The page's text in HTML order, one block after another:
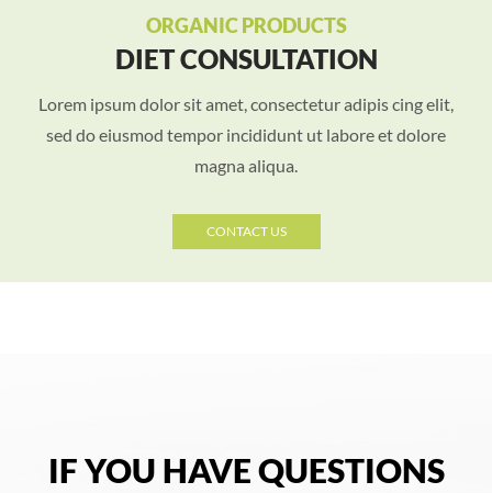
ORGANIC PRODUCTS
DIET CONSULTATION
Lorem ipsum dolor sit amet, consectetur adipis cing elit,
sed do eiusmod tempor incididunt ut labore et dolore
magna aliqua.
CONTACT US
IF YOU HAVE QUESTIONS